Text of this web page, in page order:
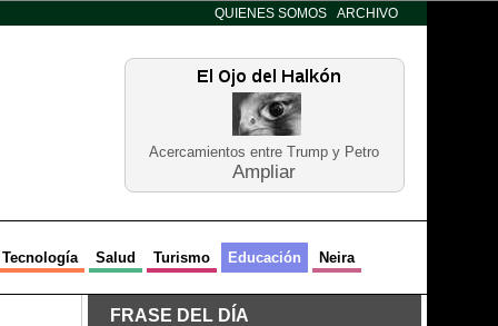
QUIENES SOMOS ARCHIVO
Acercamientos entre Trump y Petro
Ampliar
Tecnología Salud Turismo Educación Neira
FRASE DEL DÍA